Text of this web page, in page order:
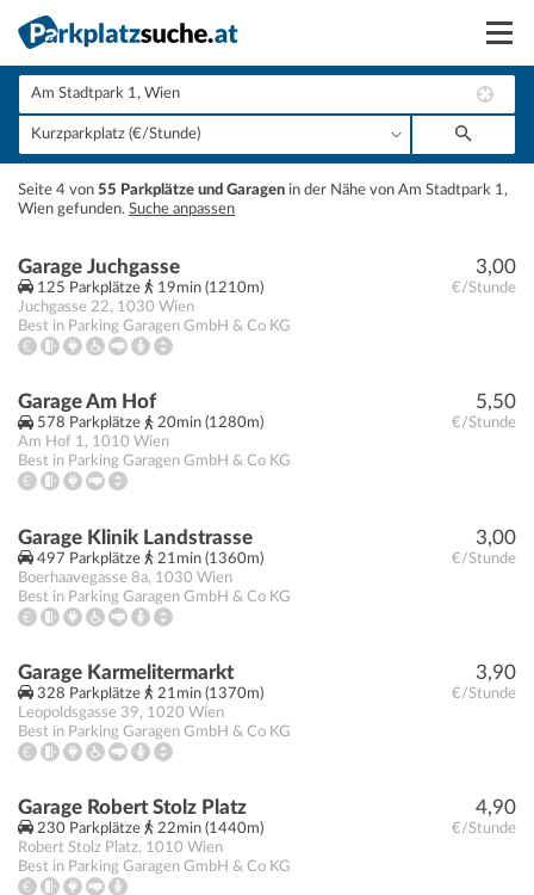
Suchen
Vermieten
Anmelden
Seite 4 von 55 Parkplätze und Garagen in der Nähe von Am Stadtpark 1,
Wien gefunden. Suche anpassen
3,00
€/Stunde
Garage Juchgasse
125 Parkplätze
19min (1210m)
Juchgasse 22, 1030 Wien
Best in Parking Garagen GmbH & Co KG
5,50
€/Stunde
Garage Am Hof
578 Parkplätze
20min (1280m)
Am Hof 1, 1010 Wien
Best in Parking Garagen GmbH & Co KG
3,00
€/Stunde
Garage Klinik Landstrasse
497 Parkplätze
21min (1360m)
Boerhaavegasse 8a, 1030 Wien
Best in Parking Garagen GmbH & Co KG
3,90
€/Stunde
Garage Karmelitermarkt
328 Parkplätze
21min (1370m)
Leopoldsgasse 39, 1020 Wien
Best in Parking Garagen GmbH & Co KG
4,90
€/Stunde
Garage Robert Stolz Platz
230 Parkplätze
22min (1440m)
Robert Stolz Platz, 1010 Wien
Best in Parking Garagen GmbH & Co KG
+